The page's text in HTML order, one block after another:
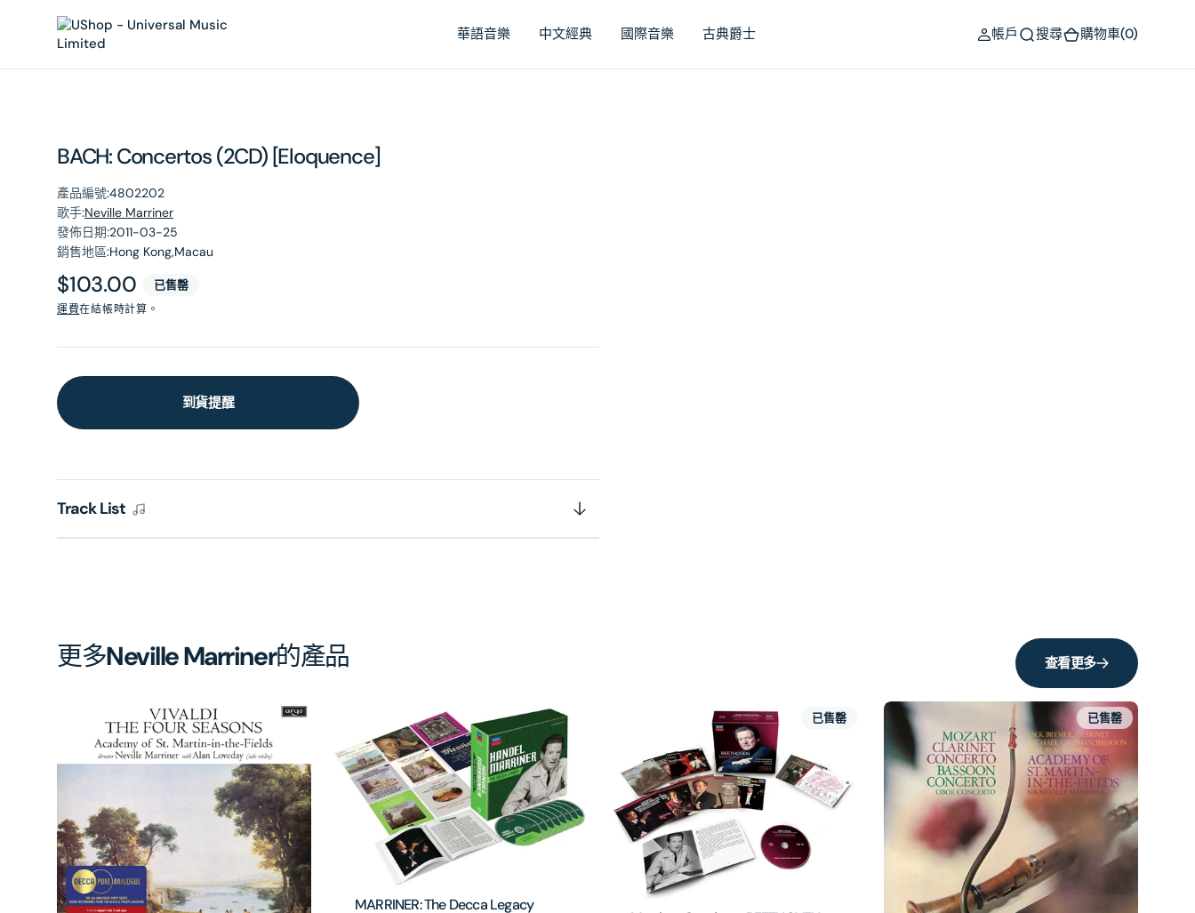
華語音樂 中文經典 國際音樂 古典爵士 帳戶 搜尋 購物車(0)
BACH: Concertos (2CD) [Eloquence]
產品編號:4802202
歌手:Neville Marriner
發佈日期:2011-03-25
銷售地區:Hong Kong,Macau
原
價
$103.00 已售罄
運費在結帳時計算。
到貨提醒
Track List
更多Neville Marriner的產品 查看更多
MARRINER: The Decca Legacy
已售罄 已售罄